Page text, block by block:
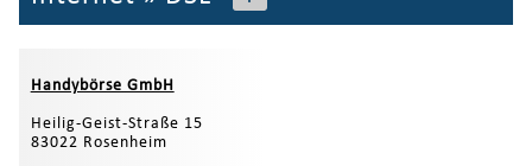
Handybörse GmbH
Heilig-Geist-Straße 15
83022 Rosenheim